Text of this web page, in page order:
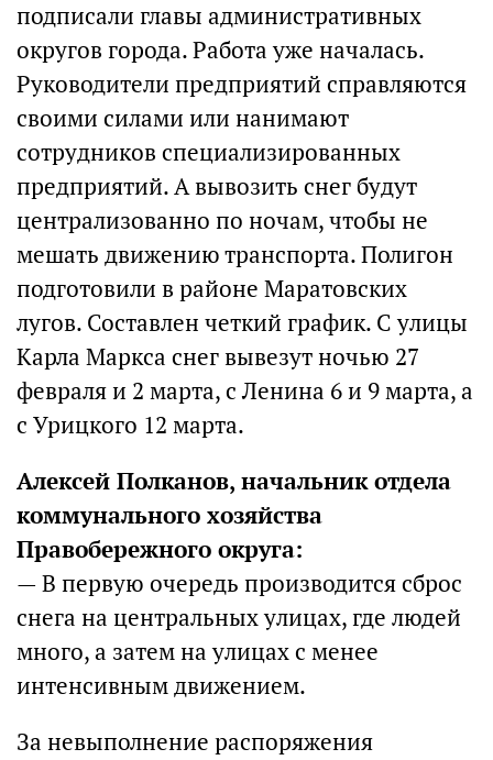
подписали главы административных
округов города. Работа уже началась.
Руководители предприятий справляются
своими силами или нанимают
сотрудников специализированных
предприятий. А вывозить снег будут
централизованно по ночам, чтобы не
мешать движению транспорта. Полигон
подготовили в районе Маратовских
лугов. Составлен четкий график. С улицы
Карла Маркса снег вывезут ночью 27
февраля и 2 марта, с Ленина 6 и 9 марта, а
с Урицкого 12 марта.
Алексей Полканов, начальник отдела
коммунального хозяйства
Правобережного округа:
— В первую очередь производится сброс
снега на центральных улицах, где людей
много, а затем на улицах с менее
интенсивным движением.
За невыполнение распоряжения